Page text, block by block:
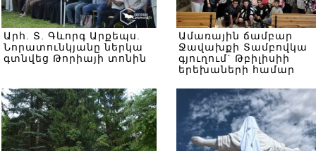
Արհ. Տ. Գևորգ Արքեպս.
Նորատունկյանը ներկա
գտնվեց Թորիայի տոնին
Ամառային ճամբար
Ջավախքի Տամբովկա
գյուղում` Թբիլիսիի
երեխաների համար